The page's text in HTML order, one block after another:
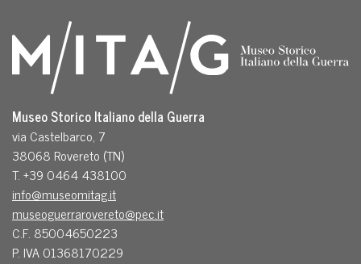
Museo Storico Italiano della Guerra
via Castelbarco, 7
38068 Rovereto (TN)
T. +39 0464 438100
info@museomitag.it
museoguerrarovereto@pec.it
C.F. 85004650223
P. IVA 01368170229